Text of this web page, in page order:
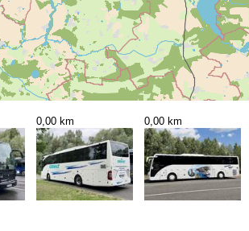
0,00 km 0,00 km